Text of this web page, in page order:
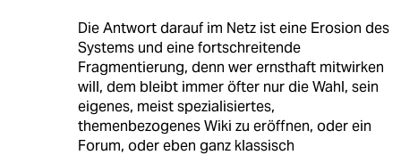
Die Antwort darauf im Netz ist eine Erosion des
Systems und eine fortschreitende
Fragmentierung, denn wer ernsthaft mitwirken
will, dem bleibt immer öfter nur die Wahl, sein
eigenes, meist spezialisiertes,
themenbezogenes Wiki zu eröffnen, oder ein
Forum, oder eben ganz klassisch